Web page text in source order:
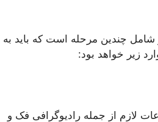
شامل چندین مرحله است که باید به
زیر خواهد بود:
لازم از جمله رادیوگرافی فک و